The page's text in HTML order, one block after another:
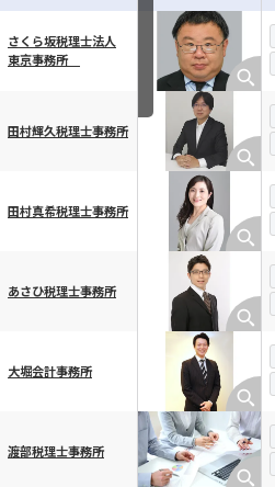
横スクロール可能
さくら坂税理士法人
東京事務所
田村輝久税理士事務所
田村真希税理士事務所
あさひ税理士事務所
大堀会計事務所
渡部税理士事務所